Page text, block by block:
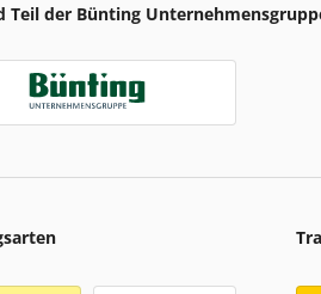
Teil der Bünting